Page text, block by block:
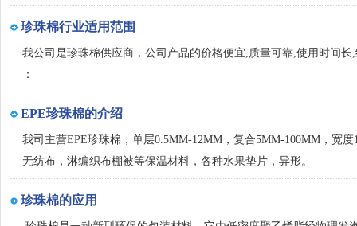
珍珠棉行业适用范围
我公司是珍珠棉供应商，公司产品的价格便宜,质量可靠,使用时间
：
EPE珍珠棉的介绍
我司主营EPE珍珠棉，单层0.5MM-12MM，复合5MM-100MM，宽
无纺布，淋编织布棚被等保温材料，各种水果垫片，异形。
珍珠棉的应用